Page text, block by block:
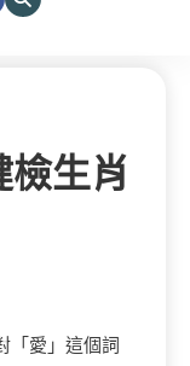
生肖
「愛」這個詞